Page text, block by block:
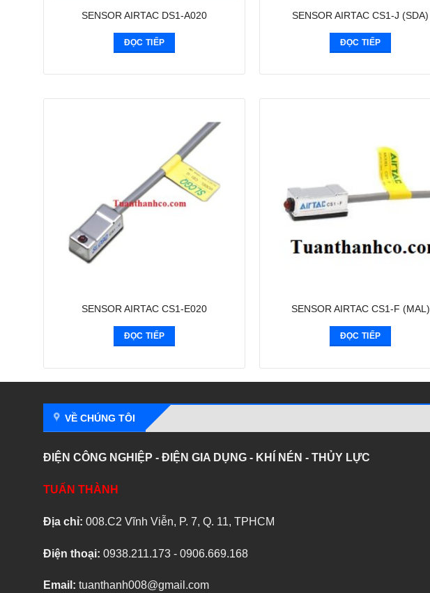
SENSOR AIRTAC DS1-A020
ĐỌC TIẾP
SENSOR AIRTAC CS1-J (SDA)
ĐỌC TIẾP
SENSOR AIRTAC CS1-E020
ĐỌC TIẾP
SENSOR AIRTAC CS1-F (MAL)
ĐỌC TIẾP
VỀ CHÚNG TÔI
ĐIỆN CÔNG NGHIỆP - ĐIỆN GIA DỤNG - KHÍ NÉN - THỦY LỰC
TUẤN THÀNH
Địa chỉ: 008.C2 Vĩnh Viễn, P. 7, Q. 11, TPHCM
Điện thoại: 0938.211.173 - 0906.669.168
Email: tuanthanh008@gmail.com